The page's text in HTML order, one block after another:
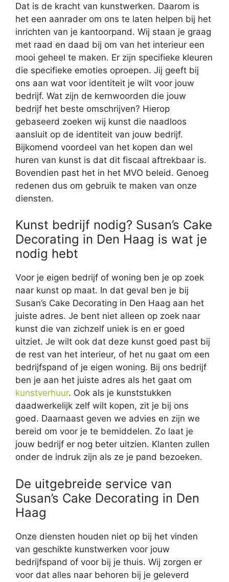
Dat is de kracht van kunstwerken. Daarom is
het een aanrader om ons te laten helpen bij het
inrichten van je kantoorpand. Wij staan je graag
met raad en daad bij om van het interieur een
mooi geheel te maken. Er zijn specifieke kleuren
die specifieke emoties oproepen. Jij geeft bij
ons aan wat voor identiteit je wilt voor jouw
bedrijf. Wat zijn de kernwoorden die jouw
bedrijf het beste omschrijven? Hierop
gebaseerd zoeken wij kunst die naadloos
aansluit op de identiteit van jouw bedrijf.
Bijkomend voordeel van het kopen dan wel
huren van kunst is dat dit fiscaal aftrekbaar is.
Bovendien past het in het MVO beleid. Genoeg
redenen dus om gebruik te maken van onze
diensten.
Kunst bedrijf nodig? Susan’s Cake
Decorating in Den Haag is wat je
nodig hebt
Voor je eigen bedrijf of woning ben je op zoek
naar kunst op maat. In dat geval ben je bij
Susan’s Cake Decorating in Den Haag aan het
juiste adres. Je bent niet alleen op zoek naar
kunst die van zichzelf uniek is en er goed
uitziet. Je wilt ook dat deze kunst goed past bij
de rest van het interieur, of het nu gaat om een
bedrijfspand of je eigen woning. Bij ons bedrijf
ben je aan het juiste adres als het gaat om
kunstverhuur. Ook als je kunststukken
daadwerkelijk zelf wilt kopen, zit je bij ons
goed. Daarnaast geven we advies en zijn we
bereid om voor je te bemiddelen. Zo laat je
jouw bedrijf er nog beter uitzien. Klanten zullen
onder de indruk zijn als ze je pand bezoeken.
De uitgebreide service van
Susan’s Cake Decorating in Den
Haag
Onze diensten houden niet op bij het vinden
van geschikte kunstwerken voor jouw
bedrijfspand of voor bij je thuis. Wij zorgen er
voor dat alles naar behoren bij je geleverd